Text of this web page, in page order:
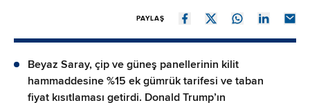
PAYLAŞ
Beyaz Saray, çip ve güneş panellerinin kilit
hammaddesine %15 ek gümrük tarifesi ve taban
fiyat kısıtlaması getirdi. Donald Trump’ın